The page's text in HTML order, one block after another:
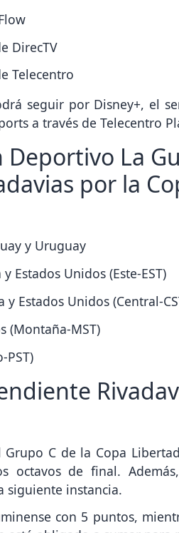
DirecTV
Telecentro
seguir por Disney+, el
a través de Telecentro
La
por la
y Uruguay
Estados Unidos (Este-EST)
Estados Unidos (Central-
(Montaña-MST)
PST)
C de la Copa
octavos de final.
siguiente instancia.
con 5 puntos,